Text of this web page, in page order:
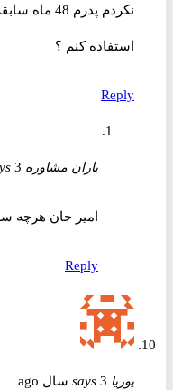
نکردم پدرم 48
استفاده کنم ؟
Reply
باران مشاوره says 3 سال ago
امیر جان هرچه سریع
Reply
پوریا says 3 سال ago